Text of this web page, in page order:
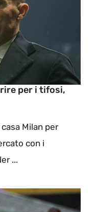
per i tifosi,
Milan per
con i
...